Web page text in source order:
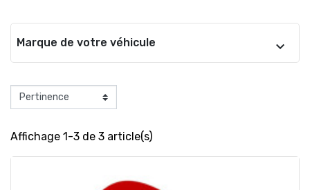
Marque de votre véhicule
Affichage 1-3 de 3 article(s)